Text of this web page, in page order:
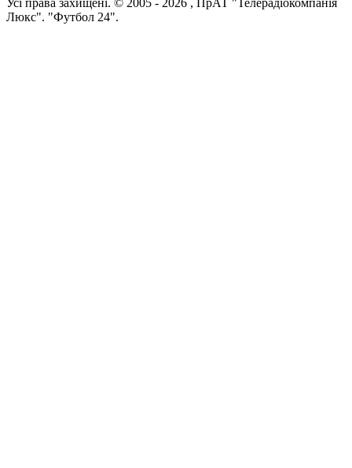
Усi права захищенi. © 2005 - 2026 , ПрАТ "Телерадіокомпанія
Люкс". "Футбол 24".